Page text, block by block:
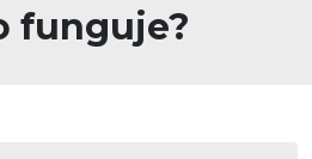
funguje?